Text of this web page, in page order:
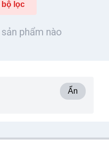
bộ lọc
phẩm nào
Ẩn